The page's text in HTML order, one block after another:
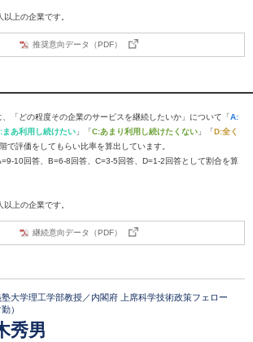
上の企業です。
推奨意向データ（PDF）
「どの程度その企業のサービスを継続したいか」について「A:
まあ利用し続けたい 」「C:あまり利用し続けたくない 」「D:全く
で評価をしてもらい比率を算出しています。
10回答、B=6-8回答、C=3-5回答、D=1-2回答として割合を算
上の企業です。
継続意向データ（PDF）
塾大学理工学部教授／内閣府 上席科学技術政策フェロー
）
秀男